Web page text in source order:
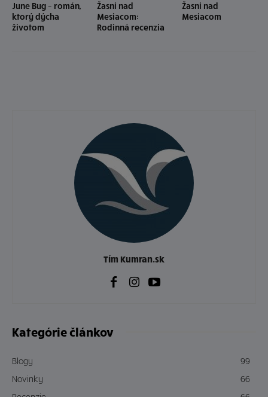
June Bug – román,
ktorý dýcha
životom
Žasni nad
Mesiacom:
Rodinná recenzia
Žasni nad
Mesiacom
Tím Kumran.sk
Kategórie článkov
Blogy
99
Novinky
66